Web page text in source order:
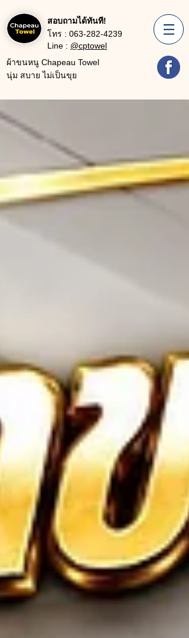
สอบถามได้ทันที!
โทร : 063-282-4239
Line : @cptowel
ผ้าขนหนู Chapeau Towel
นุ่ม สบาย ไม่เป็นขุย